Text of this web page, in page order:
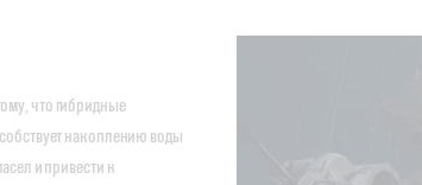
что гибридные
накоплению воды
и привести к